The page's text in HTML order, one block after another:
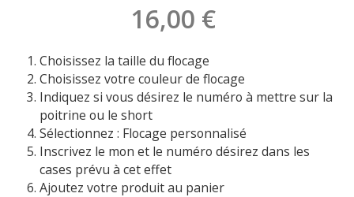
16,00 €
Choisissez la taille du flocage
Choisissez votre couleur de flocage
Indiquez si vous désirez le numéro à mettre sur la
poitrine ou le short
Sélectionnez : Flocage personnalisé
Inscrivez le mon et le numéro désirez dans les
cases prévu à cet effet
Ajoutez votre produit au panier